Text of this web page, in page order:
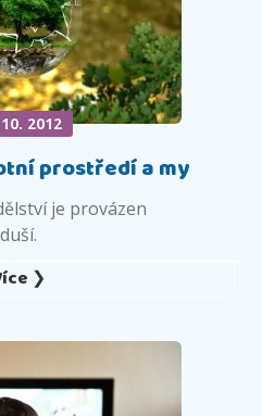
2012
prostředí a my
je provázen
❯